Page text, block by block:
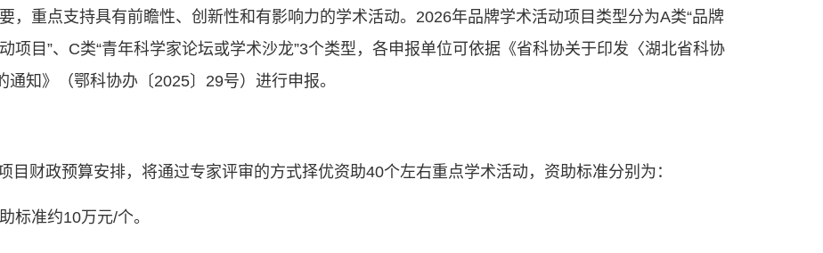
类命运共同体作出更大贡献。 ——习近平 2021.5.28
，重点支持具有前瞻性、创新性和有影响力的学术活动。2026年品牌学术活动项目类型分为A类“品牌
项目”、C类“青年科学家论坛或学术沙龙”3个类型，各申报单位可依据《省科协关于印发〈湖北省科协
知》（鄂科协办〔2025〕29号）进行申报。
目财政预算安排，将通过专家评审的方式择优资助40个左右重点学术活动，资助标准分别为：
标准约10万元/个。